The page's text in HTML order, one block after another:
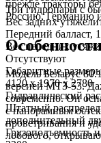
прежде тракторы
Россию, Германию
Модель Беларус
версией МТЗ-53.
современно. Он
с панорамным
проветривания и
лобового,
Три гидропары с
Вес задних
Передний балласт,
Вес передних
Отсутствуют
Габаритные
4120 х 1970 х 2780
Гидравлический
Штатный
дополнительный
Грузоподъемность